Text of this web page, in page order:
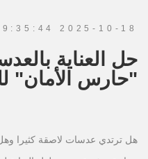
2025-10-18 09:35:44
حل العناية
"حارس الأمان"
هل ترتدي عدسات لاصقة كثيرا